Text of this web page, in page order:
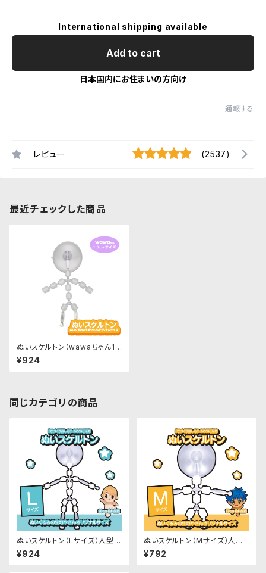
International shipping available
Add to cart
日本国内にお住まいの方向け
通報する
レビュー (2537)
最近チェックした商品
ぬいスケルトン（wawaちゃん15
cmサイズ）人型ぬいぐるみ用ナ
チュラル可動骨格
¥924
同じカテゴリの商品
ぬいスケルトン（Lサイズ）人型ぬ
いぐるみ用ナチュラル可動骨格
¥924
ぬいスケルトン（Mサイズ）人型
ぬいぐるみ用ナチュラル可動骨
格
¥792